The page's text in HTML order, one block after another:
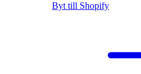
Byt till Shopify